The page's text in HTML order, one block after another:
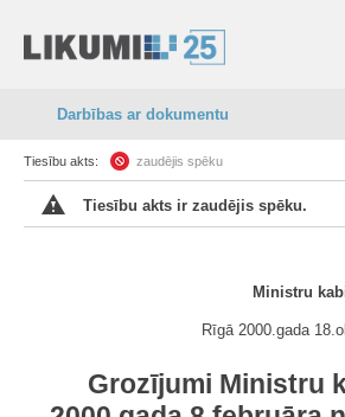
Darbības ar dokumentu
Tiesību akts: zaudējis spēku
Tiesību akts ir zaudējis spēku.
Ministru
Rīgā 2000.gada
Grozījumi Ministru